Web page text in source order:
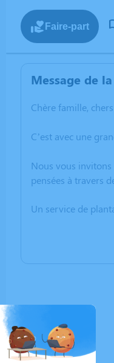
Faire-part
Message de
Chère famille,
C’est avec une
Nous vous
pensées à travers
Un service de